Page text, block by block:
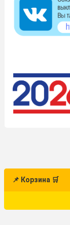
📌 Корзина 🛒